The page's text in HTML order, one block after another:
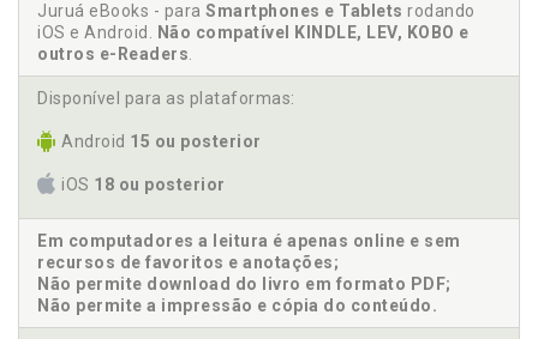
Juruá eBooks - para Smartphones e Tablets rodando
iOS e Android.
Não compatível KINDLE, LEV, KOBO e
outros e-Readers
Disponível para as plataformas:
Android 15 ou posterior
iOS 18 ou posterior
Em computadores a leitura é apenas online e sem
recursos de favoritos e anotações;
Não permite download do livro em formato PDF;
Não permite a impressão e cópia do conteúdo.